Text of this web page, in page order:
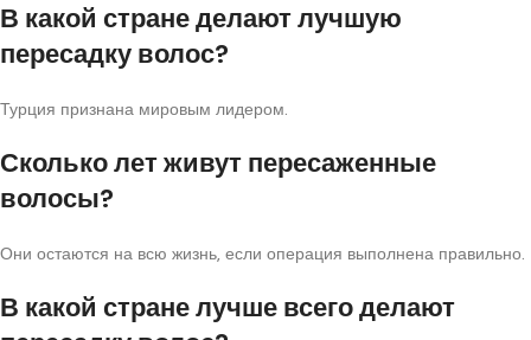
В какой стране делают лучшую
пересадку волос?
Турция признана мировым лидером.
Сколько лет живут пересаженные
волосы?
Они остаются на всю жизнь, если операция выполнена правильно.
В какой стране лучше всего делают